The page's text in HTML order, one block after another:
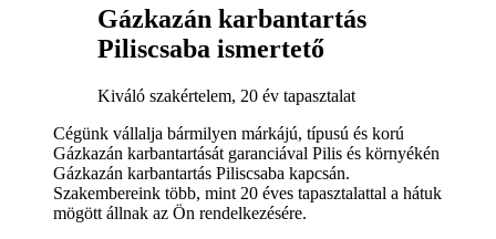
Gázkazán karbantartás
Piliscsaba ismertető
Kiváló szakértelem, 20 év tapasztalat
Cégünk vállalja bármilyen márkájú, típusú és korú
Gázkazán karbantartását garanciával Pilis és környékén
Gázkazán karbantartás Piliscsaba kapcsán.
Szakembereink több, mint 20 éves tapasztalattal a hátuk
mögött állnak az Ön rendelkezésére.